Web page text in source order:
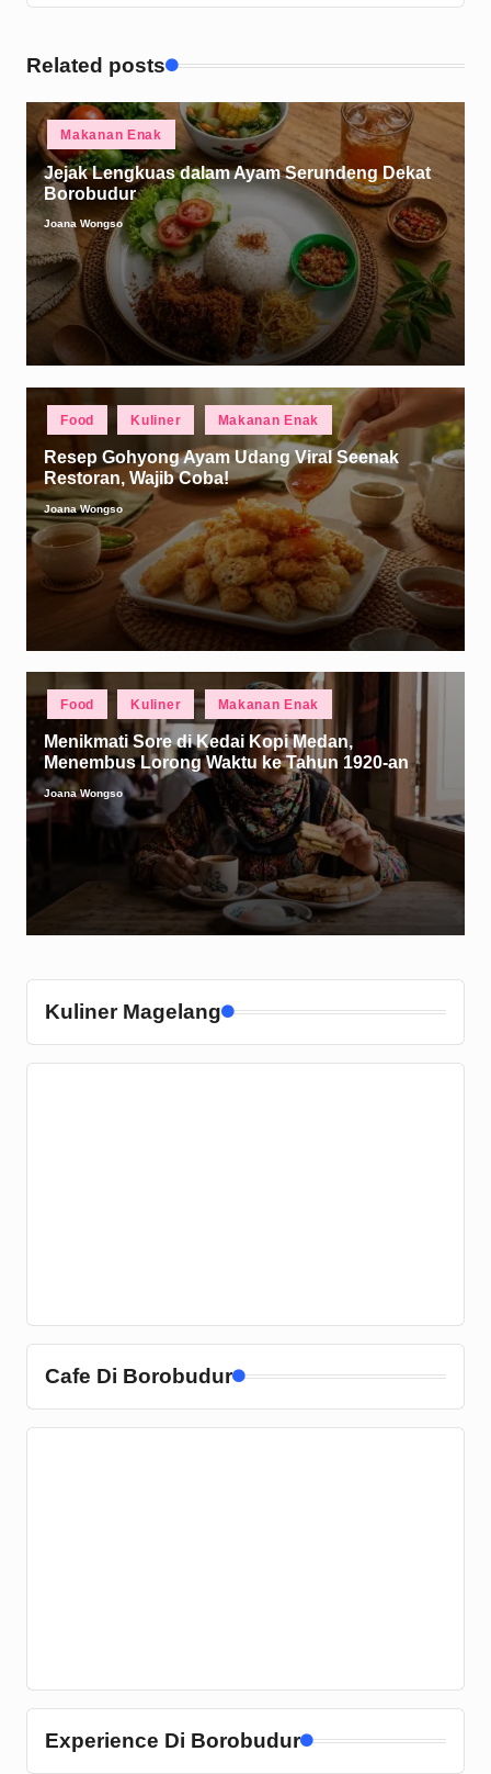
Related posts
Posted
Makanan Enak
Jejak Lengkuas dalam Ayam Serundeng Dekat
Borobudur
Posted
by
Joana Wongso
Food Kuliner Makanan Enak
Resep Gohyong Ayam Udang Viral Seenak
Restoran, Wajib Coba!
Posted
by
Joana Wongso
Posted
Food Kuliner Makanan Enak
Menikmati Sore di Kedai Kopi Medan,
Menembus Lorong Waktu ke Tahun 1920-an
Posted
Joana Wongso
Kuliner Magelang
Cafe Di Borobudur
Experience Di Borobudur